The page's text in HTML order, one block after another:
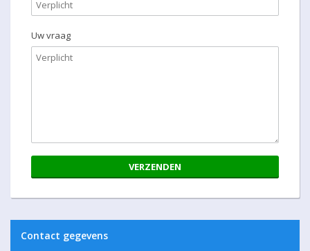
Uw vraag
VERZENDEN
Contact gegevens